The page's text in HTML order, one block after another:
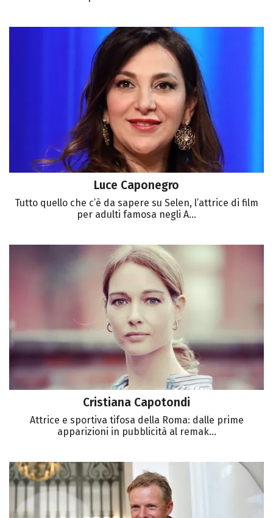
Luce Caponegro
Tutto quello che c’è da sapere su Selen, l’attrice di film
per adulti famosa negli A...
Cristiana Capotondi
Attrice e sportiva tifosa della Roma: dalle prime
apparizioni in pubblicità al remak...